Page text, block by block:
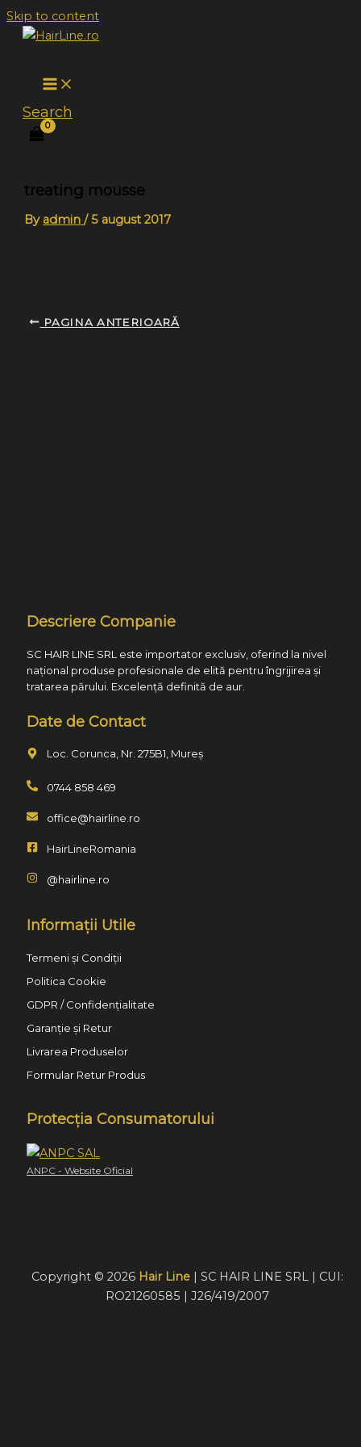
Skip to content
Search
treating mousse
By admin/5 august 2017
PAGINA ANTERIOARĂ
Descriere Companie
SC HAIR LINE SRL este importator exclusiv, oferind la nivel
național produse profesionale de elită pentru îngrijirea și
tratarea părului. Excelență definită de aur.
Date de Contact
Loc. Corunca, Nr. 275B1, Mureș
0744 858 469
office@hairline.ro
HairLineRomania
@hairline.ro
Informații Utile
Termeni și Condiții
Politica Cookie
GDPR / Confidențialitate
Garanție și Retur
Livrarea Produselor
Formular Retur Produs
Protecția Consumatorului
ANPC - Website Oficial
Copyright © 2026 Hair Line| SC HAIR LINE SRL | CUI:
RO21260585 | J26/419/2007